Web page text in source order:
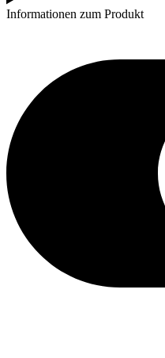
Informationen zum Produkt